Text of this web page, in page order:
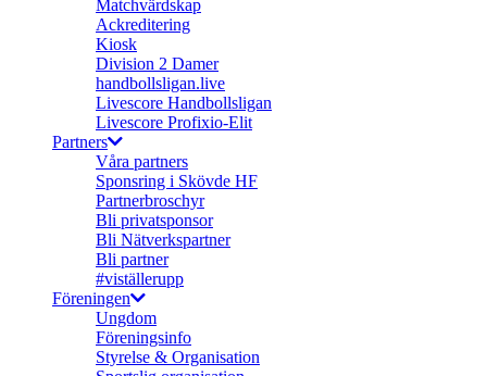
Matchvärdskap
Ackreditering
Kiosk
Division 2 Damer
handbollsligan.live
Livescore Handbollsligan
Livescore Profixio-Elit
Partners
Våra partners
Sponsring i Skövde HF
Partnerbroschyr
Bli privatsponsor
Bli Nätverkspartner
Bli partner
#viställerupp
Föreningen
Ungdom
Föreningsinfo
Styrelse & Organisation